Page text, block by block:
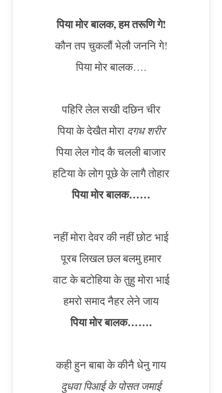
पिया मोर बालक, हम तरूणि गे!
कौन तप चुकलौं भेलौ जननि गे!
पिया मोर बालक….
पहिरि लेल सखी दछिन चीर
पिया के देखैत मोरा दगध शरीर
पिया लेल गोद कै चलली बाजार
हटिया के लोग पूछे के लागै तोहार
पिया मोर बालक……
नहीं मोरा देवर की नहीं छोट भाई
पूरब लिखल छल बलमु हमार
वाट के बटोहिया के तुहु मोरा भाई
हमरो समाद नैहर लेने जाय
पिया मोर बालक…….
कही हुन बाबा के कीनै धेनु गाय
दुधवा पिआई के पोसत जमाई